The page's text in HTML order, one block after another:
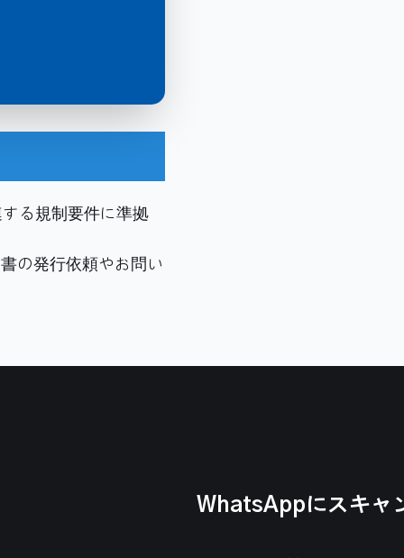
る規制要件に準拠
の発行依頼やお問い
WhatsAppにスキャ